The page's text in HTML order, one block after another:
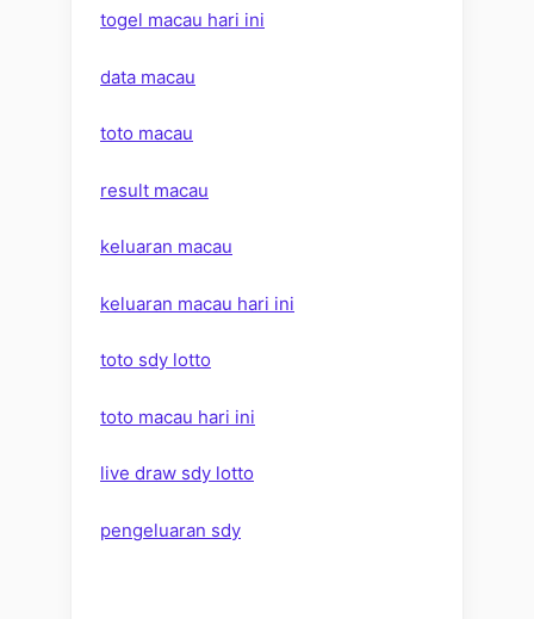
togel macau hari ini
data macau
toto macau
result macau
keluaran macau
keluaran macau hari ini
toto sdy lotto
toto macau hari ini
live draw sdy lotto
pengeluaran sdy